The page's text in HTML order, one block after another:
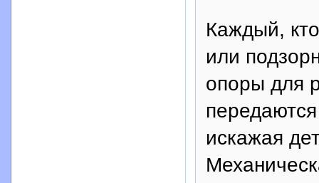
Каждый,
или
опоры для
искажая